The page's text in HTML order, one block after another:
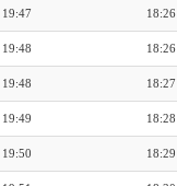
18:26
19:47
18:26
19:48
18:27
19:48
18:28
19:49
18:29
19:50